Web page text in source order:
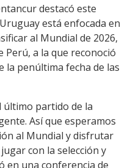
Linkdestacó este
está enfocada en
al Mundial de 2026,
Perú, a la que reconoció
la penúltima fecha de las
último partido de la
Así que esperamos
al Mundial y disfrutar
con la selección y
en una conferencia de